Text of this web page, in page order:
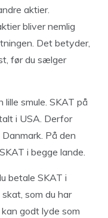
aktier.
bliver nemlig
Det betyder,
før du sælger
smule. SKAT på
i USA. Derfor
På den
i begge lande.
betale SKAT i
som du har
godt lyde som